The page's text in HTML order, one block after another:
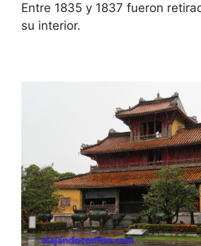
Entre 1835 y 1837 fueron
su interior.